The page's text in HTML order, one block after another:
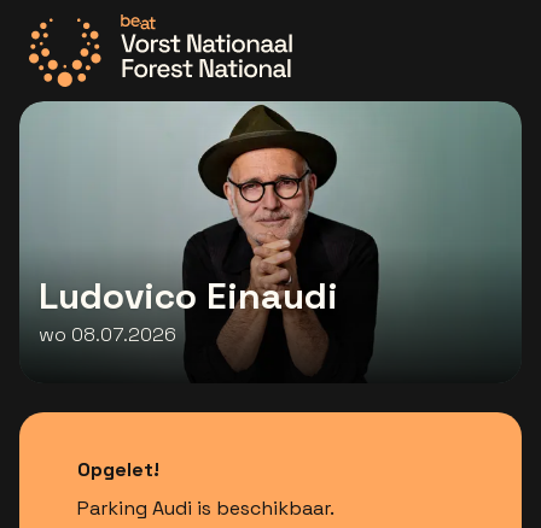
Ga naar de homepage
Ludovico Einaudi
wo 08.07.2026
Opgelet!
Parking Audi is beschikbaar.